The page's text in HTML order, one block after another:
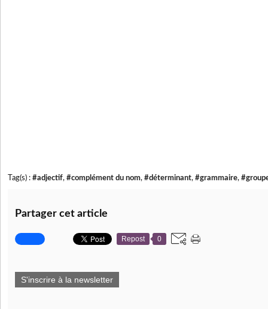
Tag(s) : #adjectif, #complément du nom, #déterminant, #grammaire,
Partager cet article
Repost 0
S'inscrire à la newsletter